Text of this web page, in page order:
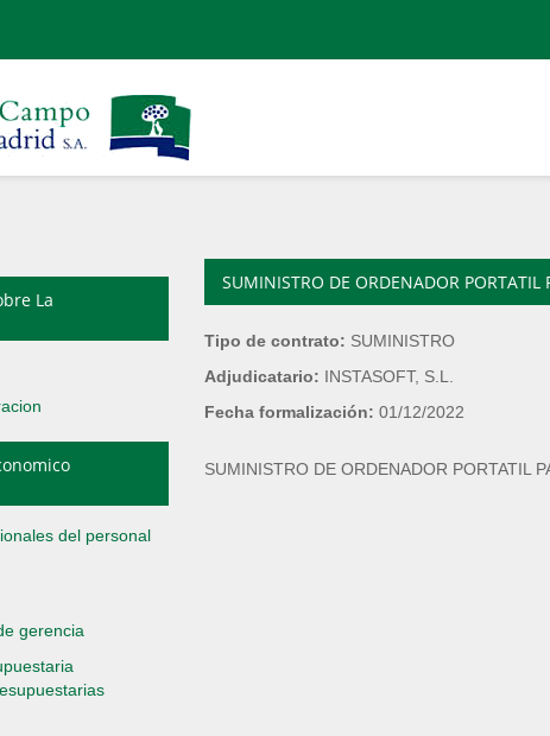
La
del personal
gerencia
SUMINISTRO DE ORDENADOR PORTATIL
Tipo de contrato: SUMINISTRO
Adjudicatario: INSTASOFT, S.L.
Fecha formalización: 01/12/2022
SUMINISTRO DE ORDENADOR PORTATIL